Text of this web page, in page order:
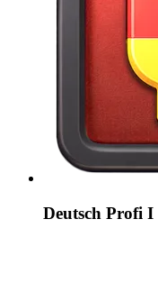
Deutsch Profi I